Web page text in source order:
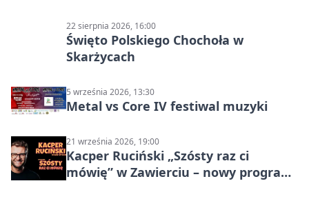
22 sierpnia 2026, 16:00
Święto Polskiego Chochoła w
Skarżycach
5 września 2026, 13:30
Metal vs Core IV festiwal muzyki
21 września 2026, 19:00
Kacper Ruciński „Szósty raz ci
mówię” w Zawierciu – nowy program